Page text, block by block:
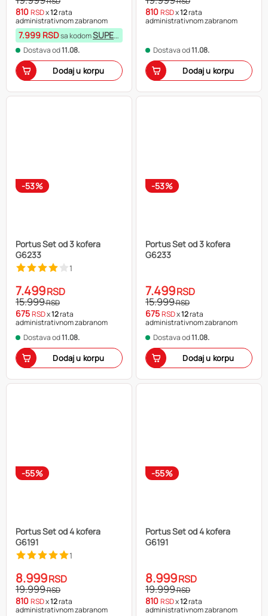
810RSDx12rata
administrativnom zabranom
7.999 RSDsa kodomSUPERKARTICA
Dostava od11.08.
Dodaj u korpu
810RSDx12rata
administrativnom zabranom
Dostava od11.08.
Dodaj u korpu
-53%
Portus Set od 3 kofera
G6233
1
7.499RSD
15.999RSD
675RSDx12rata
administrativnom zabranom
Dostava od11.08.
Dodaj u korpu
-53%
Portus Set od 3 kofera
G6233
7.499RSD
15.999RSD
675RSDx12rata
administrativnom zabranom
Dostava od11.08.
Dodaj u korpu
-55%
Portus Set od 4 kofera
G6191
1
8.999RSD
19.999RSD
810RSDx12rata
administrativnom zabranom
-55%
Portus Set od 4 kofera
G6191
8.999RSD
19.999RSD
810RSDx12rata
administrativnom zabranom